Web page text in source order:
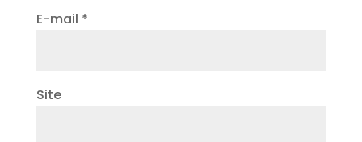
E-mail *
Site